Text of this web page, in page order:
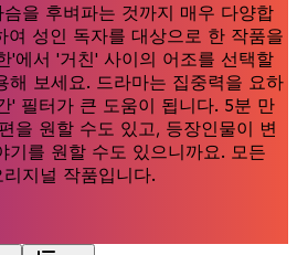
을 후벼파는 것까지 매우 다양합
여 성인 독자를 대상으로 한 작품을
'에서 '거친' 사이의 어조를 선택할
해 보세요. 드라마는 집중력을 요하
' 필터가 큰 도움이 됩니다. 5분 만
을 원할 수도 있고, 등장인물이 변
기를 원할 수도 있으니까요. 모든
지널 작품입니다.